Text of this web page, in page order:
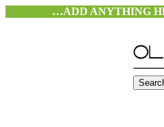
ADD ANYTHING